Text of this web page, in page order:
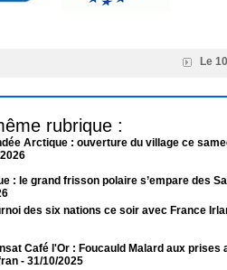
Le
rubrique :
Arctique : ouverture du village ce
: le grand frisson polaire s’empare des
des six nations ce soir avec France
Café l'Or : Foucauld Malard aux prises
- 31/10/2025